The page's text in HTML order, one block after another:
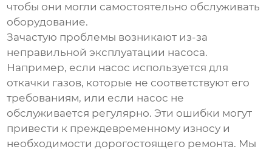
чтобы они могли самостоятельно обслуживать
оборудование.
Зачастую проблемы возникают из-за
неправильной эксплуатации насоса.
Например, если насос используется для
откачки газов, которые не соответствуют его
требованиям, или если насос не
обслуживается регулярно. Эти ошибки могут
привести к преждевременному износу и
необходимости дорогостоящего ремонта. Мы